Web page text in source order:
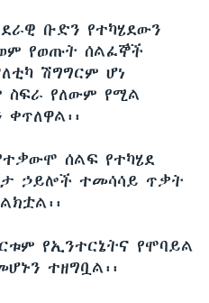
ቡድን የተካሄደውን
የወጡት ሰልፈኞች
ሽግግርም ሆነ
ስፍራ የለውም የሚል
ሰልፍ የተካሄደ
ኃይሎች ተመሳሳይ ጥቃት
የኢንተርኔትና የሞባይል
ተዘግቧል፡፡